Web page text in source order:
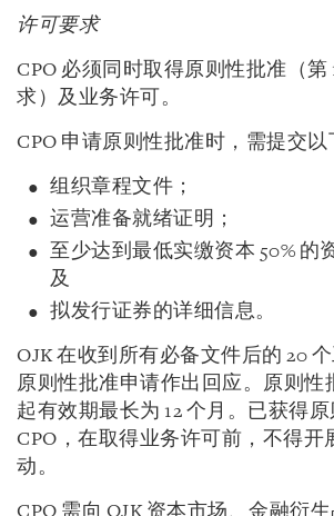
许可要求
CPO 必须同时取得原则性批准（第
求）及业务许可。
CPO 申请原则性批准时，需提交以
组织章程文件；
运营准备就绪证明；
至少达到最低实缴资本 50% 的
及
拟发行证券的详细信息。
OJK 在收到所有必备文件后的 20
原则性批准申请作出回应。原则性
起有效期最长为 12 个月。已获得
CPO，在取得业务许可前，不得开
动。
CPO 需向 OJK 资本市场、金融衍